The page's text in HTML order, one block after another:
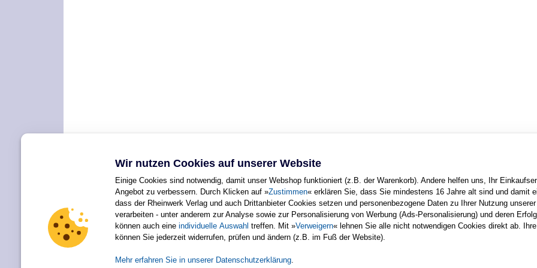
Wir nutzen Cookies auf unserer Website
Einige Cookies sind notwendig, damit unser Webshop funktioniert (z.B. der Warenkorb). Andere helfen uns, Ihr
Angebot zu verbessern. Durch Klicken auf »Zustimmen« erklären Sie, dass Sie mindestens 16 Jahre alt sind und damit
dass der Rheinwerk Verlag und auch Drittanbieter Cookies setzen und personenbezogene Daten zu Ihrer Nutzung
verarbeiten - unter anderem zur Analyse sowie zur Personalisierung von Werbung (Ads-Personalisierung) und deren
können auch eine individuelle Auswahl treffen. Mit »Verweigern« lehnen Sie alle nicht notwendigen Cookies direkt ab.
können Sie jederzeit widerrufen, prüfen und ändern (z.B. im Fuß der Website).
Mehr erfahren Sie in unserer Datenschutzerklärung.
Copyright © Rheinwerk Verlag GmbH 2005
Für Ihren privaten Gebrauch dürfen Sie die Online-Version natürlich ausdrucken. Ansonsten unterliegt das Openbook denselben Bestimmungen,
urheberrechtlich geschützt.
Alle Rechte vorbehalten einschließlich der Vervielfältigung, Übersetzung, Mikroverfilmung sowie Einspeicherung und